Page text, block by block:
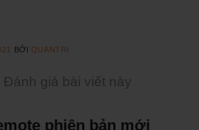
BỞI QUANTRI
Đánh giá bài viết này
phiên bản mới